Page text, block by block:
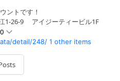
ントです！
1-26-9 アイジーティービル1F
detail/248/ 1 other items